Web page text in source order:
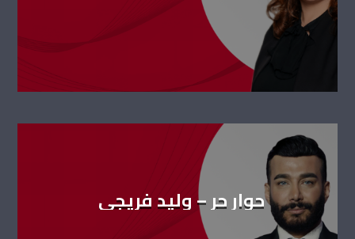
حوار حر – وليد فريجي